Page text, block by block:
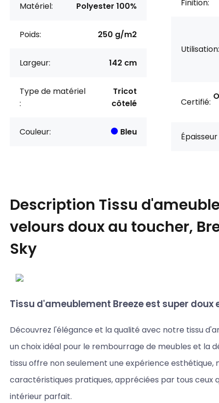
Matériel: Polyester 100%
Poids: 250 g/m2
Largeur: 142 cm
Type de matériel
:
Tricot
côtelé
Couleur: Bleu
Finition:
Utilisation:
Certifié:
Épaisseur
Description Tissu
velours doux au toucher,
Sky
Tissu d'ameublement Breeze est super doux
Découvrez l'élégance et la qualité avec notre tissu
un choix idéal pour le rembourrage de meubles et la
tissu offre non seulement une expérience esthétique,
caractéristiques pratiques, appréciées par tous ceux
intérieur parfait.